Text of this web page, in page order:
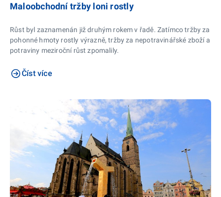
Maloobchodní tržby loni rostly
Růst byl zaznamenán již druhým rokem v řadě. Zatímco tržby za
pohonné hmoty rostly výrazně, tržby za nepotravinářské zboží a
potraviny meziroční růst zpomalily.
Číst více